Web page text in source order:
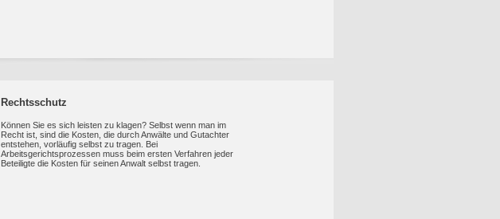
Rechtsschutz
Können Sie es sich leisten zu klagen? Selbst wenn man im
Recht ist, sind die Kosten, die durch Anwälte und Gutachter
entstehen, vorläufig selbst zu tragen. Bei
Arbeitsgerichtsprozessen muss beim ersten Verfahren jeder
Beteiligte die Kosten für seinen Anwalt selbst tragen.